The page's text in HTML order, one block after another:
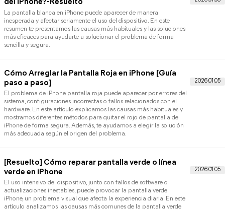
Soluciones
Si te preguntas por qué mi iPhone se apaga solo teniendo
este artículo analiza las causas más comunes de apagados
inesperados, desde problemas de software hasta fallos de
Sigue leyendo para descubrir soluciones prácticas que te
Cómo reparar la pantalla azul de la muerte del
iPhone 2026
Si tu dispositivo muestra la pantalla azul en iPhone, este artículo
analiza las causas más comunes y las soluciones más efectivas
a resolver el problema de forma rápida y segura.
Eliminar la mancha negra/blanca/azul en